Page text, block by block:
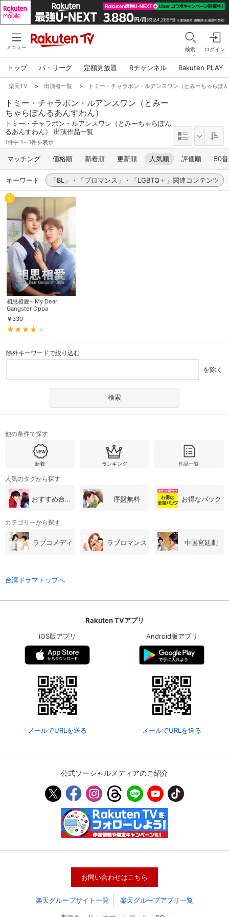
メニュー 検索 ログイン
トップ パ・リーグ 定額見放題 Rチャンネル Rakuten PLAY
会員情報
ジットカード情報の変更が可能です。
楽天TV > 出演者一覧 > トミー・チャラポン・ルアンスワン（とみーちゃらぽ
トミー・チャラポン・ルアンスワン（とみー
ちゃらぽんるあんすわん）
トミー・チャラポン・ルアンスワン（とみーちゃらぽん
るあんすわん） 出演作品一覧
1件中 1～1件を表示
マッチング 価格順 新着順 更新順 人気順 評価順 50
キーワード 「BL」・「ブロマンス」・「LGBTQ＋」関連コンテンツ
1
相思相愛～My Dear
Gangster Oppa
￥ 330
除外キーワードで絞り込む
を除く
他の条件で探す
新着 ランキング 作品一覧
人気のタグから探す
おすすめ台湾・中国ドラマ 序盤無料 お得なパック
カテゴリーから探す
ラブコメディ ラブロマンス 中国宮廷劇
台湾ドラマトップへ
Rakuten TVアプリ
iOS版アプリ
メールでURLを送る
Android版アプリ
メールでURLを送る
公式ソーシャルメディアのご紹介
お問い合わせはこちら
楽天グループサイト一覧 楽天グループアプリ一覧